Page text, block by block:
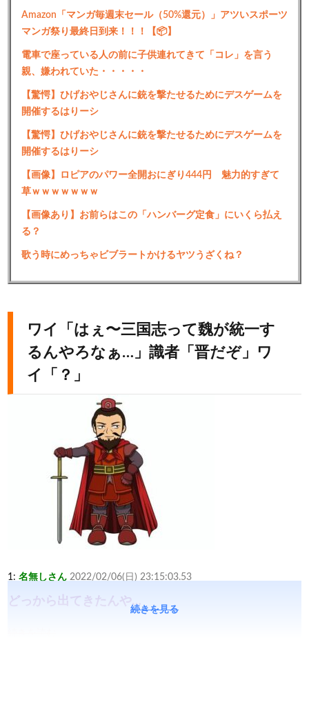
Amazon「マンガ毎週末セール（50%還元）」アツいスポーツ
マンガ祭り最終日到来！！！【📦】
電車で座っている人の前に子供連れてきて「コレ」を言う
親、嫌われていた・・・・・
【驚愕】ひげおやじさんに銃を撃たせるためにデスゲームを
開催するはりーシ
【驚愕】ひげおやじさんに銃を撃たせるためにデスゲームを
開催するはりーシ
【画像】ロピアのパワー全開おにぎり444円 魅力的すぎて
草ｗｗｗｗｗｗｗ
【画像あり】お前らはこの「ハンバーグ定食」にいくら払え
る？
歌う時にめっちゃビブラートかけるヤツうざくね？
ワイ「はぇ〜三国志って魏が統一す
るんやろなぁ…」識者「晋だぞ」ワ
イ「？」
1: 名無しさん 2022/02/06(日) 23:15:03.53
どっから出てきたんや…
続きを見る